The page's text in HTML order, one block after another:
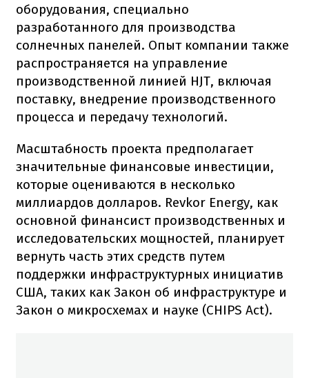
оборудования, специально
разработанного для производства
солнечных панелей. Опыт компании также
распространяется на управление
производственной линией HJT, включая
поставку, внедрение производственного
процесса и передачу технологий.
Масштабность проекта предполагает
значительные финансовые инвестиции,
которые оцениваются в несколько
миллиардов долларов. Revkor Energy, как
основной финансист производственных и
исследовательских мощностей, планирует
вернуть часть этих средств путем
поддержки инфраструктурных инициатив
США, таких как Закон об инфраструктуре и
Закон о микросхемах и науке (CHIPS Act).